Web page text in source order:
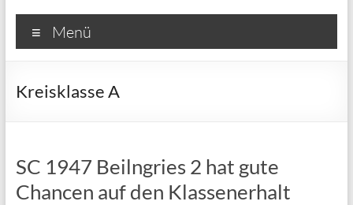
Menü
Kreisklasse A
SC 1947 Beilngries 2 hat gute
Chancen auf den Klassenerhalt